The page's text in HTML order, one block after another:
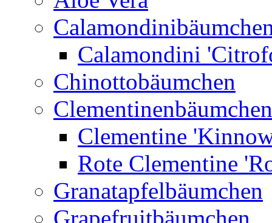
Calamondini
Chinottobäumchen
Clementinenbäumchen
Clementine
Rote Clementine
Granatapfelbäumchen